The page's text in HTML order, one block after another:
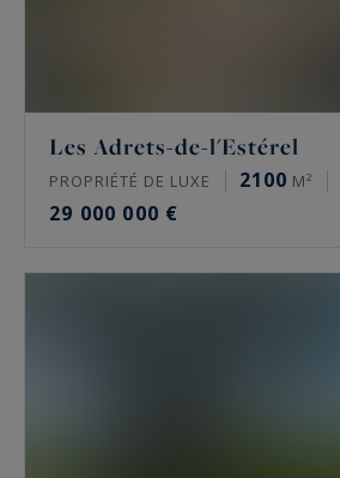
Les Adrets-de-l'Estérel
PROPRIÉTÉ DE LUXE 2100 M²
29 000 000 €